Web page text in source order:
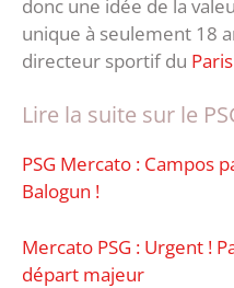
donc une idée de la
unique à seulement 18
directeur sportif du
Lire la suite sur le
PSG Mercato : Campos
Balogun !
Mercato PSG : Urgent !
départ majeur